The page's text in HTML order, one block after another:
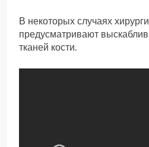
В некоторых случаях
предусматривают
тканей кости.